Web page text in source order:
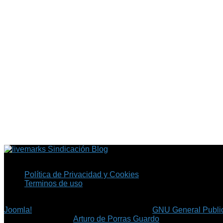
Sindicación Blog
Política de Privacidad y Cookies
Terminos de uso
Joomla!
GNU General
©Arturo de Porras Guardo